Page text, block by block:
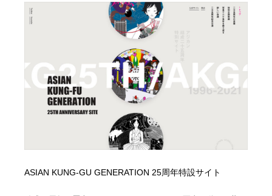
ASIAN KUNG-GU GENERATION 25周年特設サイト